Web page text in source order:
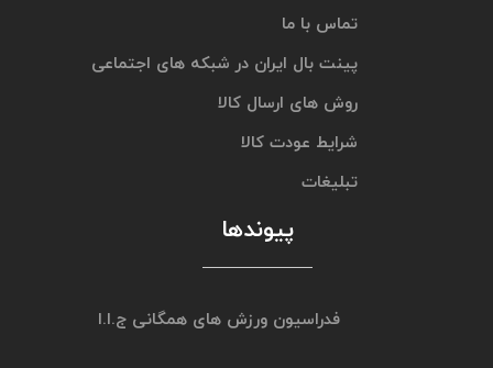
فدراسیون ورزش های همگانی ج.ا.ا
پیوندها
تماس با ما
پینت بال ایران در شبکه های اجتماعی
روش های ارسال کالا
شرایط عودت کالا
تبلیغات